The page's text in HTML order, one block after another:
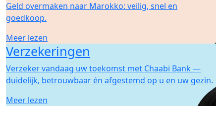
Geld overmaken naar Marokko: veilig, snel en
goedkoop.
Meer lezen
Verzekeringen
Verzeker vandaag uw toekomst met Chaabi Bank —
duidelijk, betrouwbaar én afgestemd op u en uw gezin.
Meer lezen